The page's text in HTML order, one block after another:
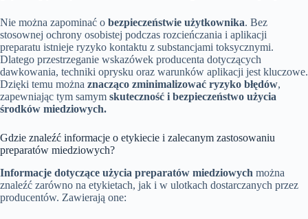
Nie można zapominać o bezpieczeństwie użytkownika. Bez
stosownej ochrony osobistej podczas rozcieńczania i aplikacji
preparatu istnieje ryzyko kontaktu z substancjami toksycznymi.
Dlatego przestrzeganie wskazówek producenta dotyczących
dawkowania, techniki oprysku oraz warunków aplikacji jest kluczowe.
Dzięki temu można znacząco zminimalizować ryzyko błędów,
zapewniając tym samym skuteczność i bezpieczeństwo użycia
środków miedziowych.
Gdzie znaleźć informacje o etykiecie i zalecanym zastosowaniu
preparatów miedziowych?
Informacje dotyczące użycia preparatów miedziowych można
znaleźć zarówno na etykietach, jak i w ulotkach dostarczanych przez
producentów. Zawierają one: